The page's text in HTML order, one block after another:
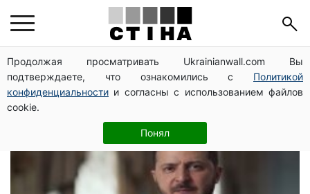
Продолжая просматривать Ukrainianwall.com Вы
подтверждаете, что ознакомились с Политикой
конфиденциальности и согласны с использованием файлов
cookie.
Понял
Володимир
Зеленський